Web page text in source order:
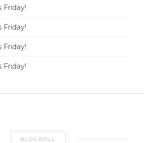
Friday!
Friday!
Friday!
Friday!
BLOGROLL